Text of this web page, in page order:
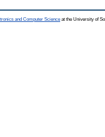
and Computer Science at the University of